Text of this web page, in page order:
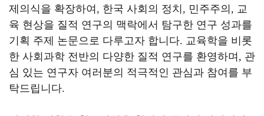
제의식을 확장하여, 한국 사회의 정치, 민주주의, 교
육 현상을 질적 연구의 맥락에서 탐구한 연구 성과를
기획 주제 논문으로 다루고자 합니다. 교육학을 비롯
한 사회과학 전반의 다양한 질적 연구를 환영하며, 관
심 있는 연구자 여러분의 적극적인 관심과 참여를 부
탁드립니다.